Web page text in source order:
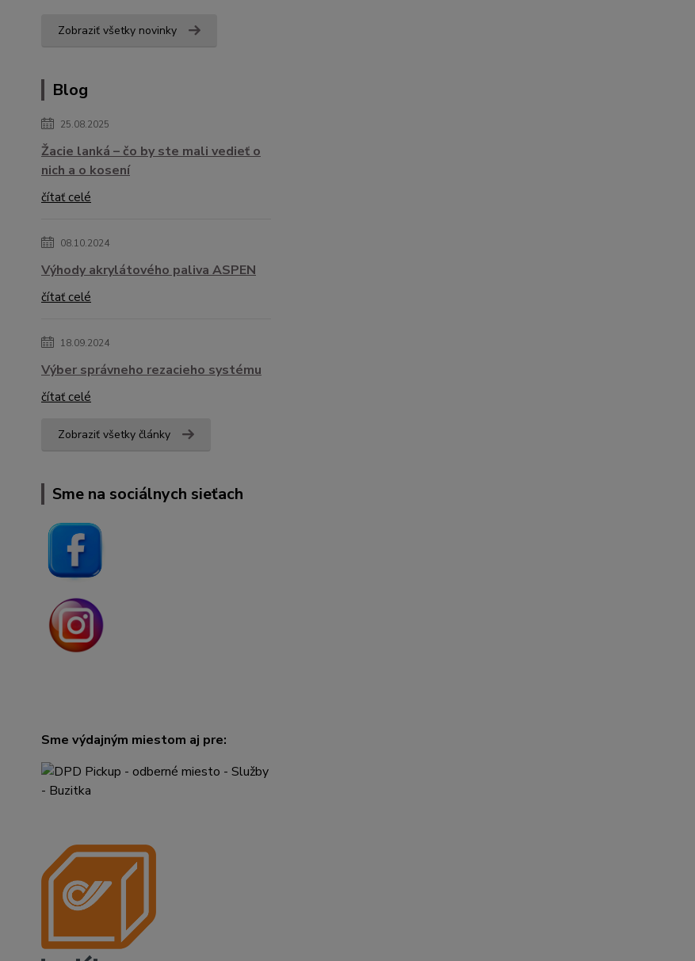
Zobraziť všetky novinky
Blog
25.08.2025
Žacie lanká – čo by ste mali vedieť o
nich a o kosení
čítať celé
08.10.2024
Výhody akrylátového paliva ASPEN
čítať celé
18.09.2024
Výber správneho rezacieho systému
čítať celé
Zobraziť všetky články
Sme na sociálnych sieťach
Sme výdajným miestom aj pre: